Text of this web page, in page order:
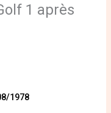
1 après
1978